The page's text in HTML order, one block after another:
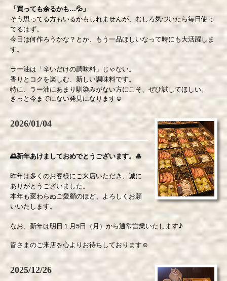
「買っても余るかも…💦」
そう思ってる方もいるかもしれませんが、むしろ気づいたら毎日使っ
てるはず。
今日は何作ろうかな？とか、もう一品ほしいなって時にも大活躍しま
す。
ラー油は「辛いだけの調味料」じゃない。
香りとコクを楽しむ、新しい調味料です。
特に、ラー油にあまり馴染みがない方にこそ、ぜひ試してほしい。
きっと今までにない発見になります☺️
2026/01/04
🌅新年あけましておめでとうございます。🎍
昨年は多くのお客様にご来店いただき、誠に
ありがとうございました。
本年も変わらぬご愛顧のほど、よろしくお願
いいたします。
なお、新年は明日１月5日（月）から通常営業いたします♪
皆さまのご来店を心よりお待ちしております☺️
2025/12/26